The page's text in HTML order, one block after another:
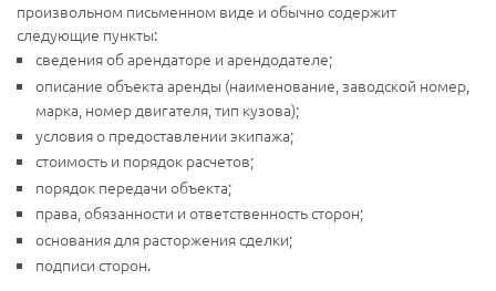
произвольном письменном виде и обычно содержит
следующие пункты:
сведения об арендаторе и арендодателе;
описание объекта аренды (наименование, заводской номер,
марка, номер двигателя, тип кузова);
условия о предоставлении экипажа;
стоимость и порядок расчетов;
порядок передачи объекта;
права, обязанности и ответственность сторон;
основания для расторжения сделки;
подписи сторон.